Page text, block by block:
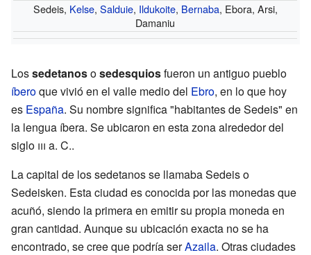
Sedeis, Kelse, Salduie, Ildukoite, Bernaba, Ebora, Arsi,
Damaniu
Lossedetanososedesquiosfueron un antiguo pueblo
íberoque vivió en el valle medio del Ebro, en lo que hoy
es España. Su nombre significa "habitantes de Sedeis" en
la lengua íbera. Se ubicaron en esta zona alrededor del
siglo iii a. C..
La capital de los sedetanos se llamaba Sedeis o
Sedeisken. Esta ciudad es conocida por las monedas que
acuñó, siendo la primera en emitir su propia moneda en
gran cantidad. Aunque su ubicación exacta no se ha
encontrado, se cree que podría serAzaila. Otras ciudades